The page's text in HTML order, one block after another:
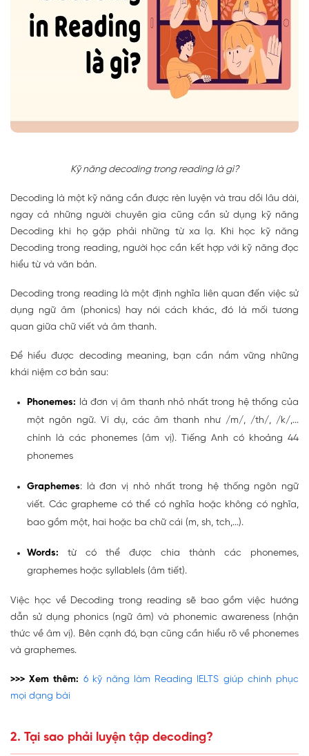
Kỹ năng decoding trong reading là gì?
Decoding là một kỹ năng cần được rèn luyện và trau dồi lâu dài,
ngay cả những người chuyên gia cũng cần sử dụng kỹ năng
Decoding khi họ gặp phải những từ xa lạ. Khi học kỹ năng
Decoding trong reading, người học cần kết hợp với kỹ năng đọc
hiểu từ và văn bản.
Decoding trong reading là một định nghĩa liên quan đến việc sử
dụng ngữ âm (phonics) hay nói cách khác, đó là mối tương
quan giữa chữ viết và âm thanh.
Để hiểu được decoding meaning, bạn cần nắm vững những
khái niệm cơ bản sau:
Phonemes: là đơn vị âm thanh nhỏ nhất trong hệ thống của
một ngôn ngữ. Ví dụ, các âm thanh như /m/, /th/, /k/,...
chính là các phonemes (âm vị). Tiếng Anh có khoảng 44
phonemes
Graphemes: là đơn vị nhỏ nhất trong hệ thống ngôn ngữ
viết. Các grapheme có thể có nghĩa hoặc không có nghĩa,
bao gồm một, hai hoặc ba chữ cái (m, sh, tch,...).
Words: từ có thể được chia thành các phonemes,
graphemes hoặc syllablels (âm tiết).
Việc học về Decoding trong reading sẽ bao gồm việc hướng
dẫn sử dụng phonics (ngữ âm) và phonemic awareness (nhận
thức về âm vị). Bên cạnh đó, bạn cũng cần hiểu rõ về phonemes
và graphemes.
>>> Xem thêm: 6 kỹ năng làm Reading IELTS giúp chinh phục
mọi dạng bài
2. Tại sao phải luyện tập decoding?